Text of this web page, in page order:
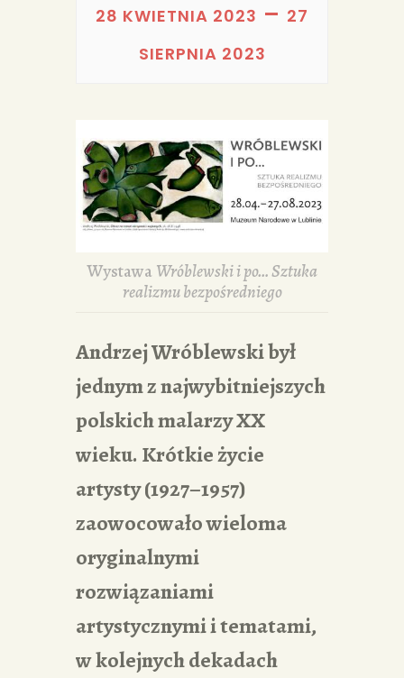
PORTFOLIA
28 KWIETNIA 2023 – 27
SIERPNIA 2023
Wystawa Wróblewski i po… Sztuka
realizmu bezpośredniego
Andrzej Wróblewski był
jednym z najwybitniejszych
polskich malarzy XX
wieku. Krótkie życie
artysty (1927–1957)
zaowocowało wieloma
oryginalnymi
rozwiązaniami
artystycznymi i tematami,
w kolejnych dekadach